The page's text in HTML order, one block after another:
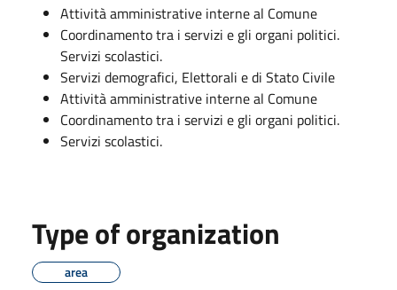
Attività amministrative interne al Comune
Coordinamento tra i servizi e gli organi politici.
Servizi scolastici.
Servizi demografici, Elettorali e di Stato Civile
Attività amministrative interne al Comune
Coordinamento tra i servizi e gli organi politici.
Servizi scolastici.
Type of organization
area